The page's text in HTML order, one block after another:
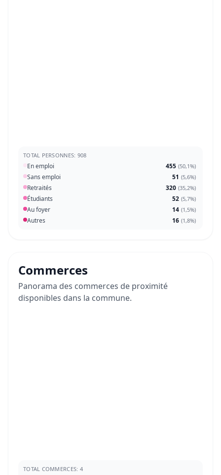
TOTAL PERSONNES: 908
En emploi 455 (50,1%)
Sans emploi 51 (5,6%)
Retraités 320 (35,2%)
Étudiants 52 (5,7%)
Au foyer 14 (1,5%)
Autres 16 (1,8%)
Commerces
Panorama des commerces de proximité
disponibles dans la commune.
TOTAL COMMERCES: 4